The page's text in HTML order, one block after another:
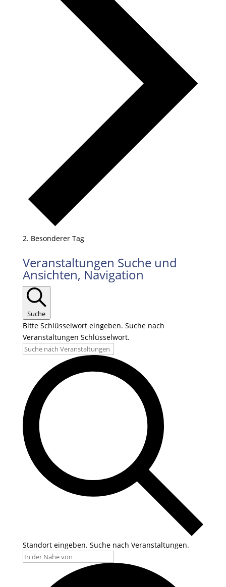
Besonderer Tag
Veranstaltungen
Veranstaltungen Suche und
Ansichten, Navigation
Suche
Bitte Schlüsselwort eingeben. Suche nach
Veranstaltungen Schlüsselwort.
Standort eingeben. Suche nach Veranstaltungen.